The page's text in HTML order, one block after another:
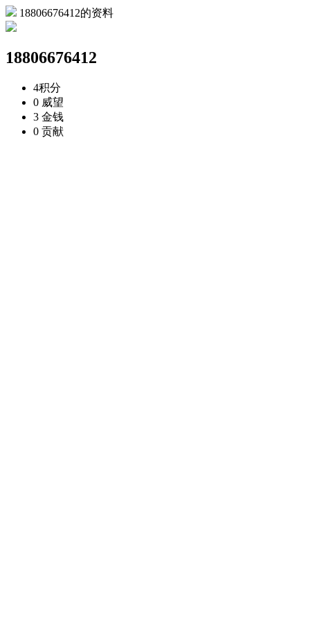
18806676412的资料
18806676412
4积分
0 威望
3 金钱
0 贡献